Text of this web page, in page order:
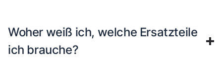
Woher weiß ich, welche Ersatzteile
ich brauche?